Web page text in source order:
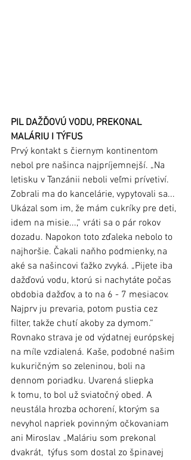
PIL DAŽĎOVÚ VODU, PREKONAL
MALÁRIU I TÝFUS
Prvý kontakt s čiernym kontinentom
nebol pre našinca najpríjemnejší. „Na
letisku v Tanzánii neboli veľmi prívetiví.
Zobrali ma do kancelárie, vypytovali sa...
Ukázal som im, že mám cukríky pre deti,
idem na misie...,“ vráti sa o pár rokov
dozadu. Napokon toto zďaleka nebolo to
najhoršie. Čakali naňho podmienky, na
aké sa našincovi ťažko zvyká. „Pijete iba
dažďovú vodu, ktorú si nachytáte počas
obdobia dažďov, a to na 6 - 7 mesiacov.
Najprv ju prevaria, potom pustia cez
filter, takže chutí akoby za dymom.“
Rovnako strava je od výdatnej európskej
na míle vzdialená. Kaše, podobné našim
kukuričným so zeleninou, boli na
dennom poriadku. Uvarená sliepka
k tomu, to bol už sviatočný obed. A
neustála hrozba ochorení, ktorým sa
nevyhol napriek povinným očkovaniam
ani Miroslav. „Maláriu som prekonal
dvakrát,  týfus som dostal zo špinavej